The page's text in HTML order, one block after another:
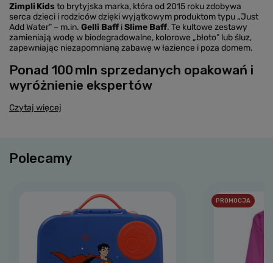
Zimpli Kidsto brytyjska marka, która od 2015 roku zdobywa
serca dzieci i rodziców dzięki wyjątkowym produktom typu „Just
Add Water” – m.in. Gelli BaffiSlime Baff. Te kultowe zestawy
zamieniają wodę w biodegradowalne, kolorowe „błoto” lub śluz,
zapewniając niezapomnianą zabawę w łazience i poza domem.
Ponad 100 mln sprzedanych opakowań i
wyróżnienie ekspertów
Czytaj więcej
Polecamy
PROMOCJA